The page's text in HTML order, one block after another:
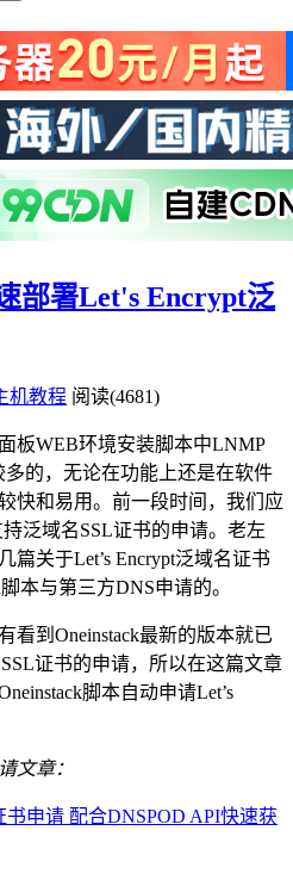
部署Let's Encrypt泛
机教程 阅读(4681)
板WEB环境安装脚本中LNMP
多的，无论在功能上还是在软件
快和易用。前一段时间，我们应
持泛域名SSL证书的申请。老左
关于Let’s Encrypt泛域名证书
本与第三方DNS申请的。
看到Oneinstack最新的版本就已
证书的申请，所以在这篇文章
脚本自动申请Let’s
文章：
书申请 配合DNSPOD API快速获